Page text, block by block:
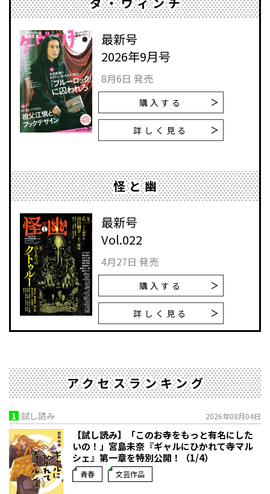
最新号
2026年9月号
8月6日 発売
購入する
詳しく見る
怪と幽
最新号
Vol.022
4月27日 発売
購入する
詳しく見る
アクセスランキング
1 試し読み 2026年08月04日
【試し読み】「このお寺をもっと有名にした
いの！」宮島未奈『ギャルにひかれて寺マル
シェ』第一章を特別公開！（1/4）
青春 文芸作品